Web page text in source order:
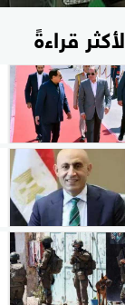
قراءةً